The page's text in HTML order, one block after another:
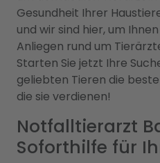
Gesundheit Ihrer
und wir sind hier, um
Anliegen rund um
Starten Sie jetzt Ihre
geliebten Tieren die
die sie verdienen!
Notfalltierarzt
Soforthilfe für